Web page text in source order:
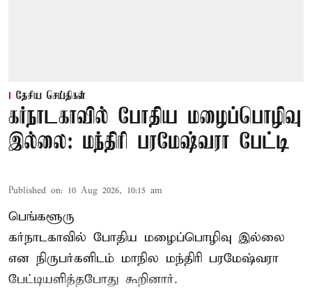
தேசிய செய்திகள்
கர்நாடகாவில் போதிய மழைப்பொழிவு
இல்லை: மந்திரி பரமேஷ்வரா பேட்டி
Published on: 10 Aug 2026, 10:15 am
பெங்களூரு
கர்நாடகாவில் போதிய மழைப்பொழிவு இல்லை
என நிருபர்களிடம் மாநில மந்திரி பரமேஷ்வரா
பேட்டியளித்தபோது கூறினார்.